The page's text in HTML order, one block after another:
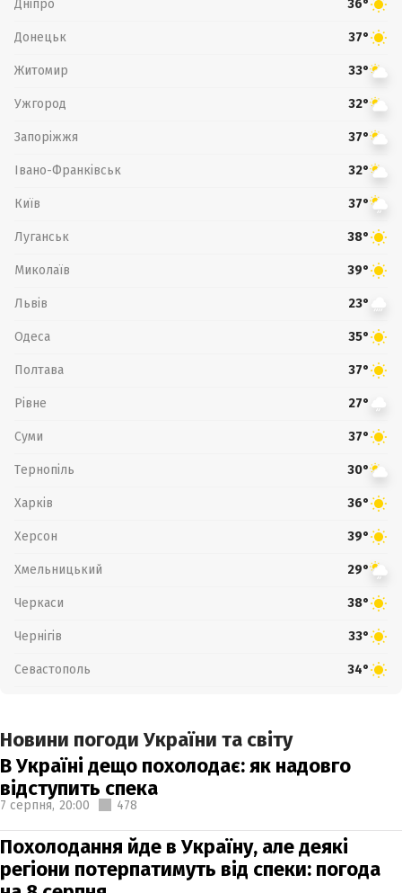
Дніпро 36°
Донецьк 37°
Житомир 33°
Ужгород 32°
Запоріжжя 37°
Івано-Франківськ 32°
Київ 37°
Луганськ 38°
Миколаїв 39°
Львів 23°
Одеса 35°
Полтава 37°
Рівне 27°
Суми 37°
Тернопіль 30°
Харків 36°
Херсон 39°
Хмельницький 29°
Черкаси 38°
Чернігів 33°
Севастополь 34°
Новини погоди України та світу
В Україні дещо похолодає: як надовго
відступить спека
7 серпня, 20:00 478
Похолодання йде в Україну, але деякі
регіони потерпатимуть від спеки: погода